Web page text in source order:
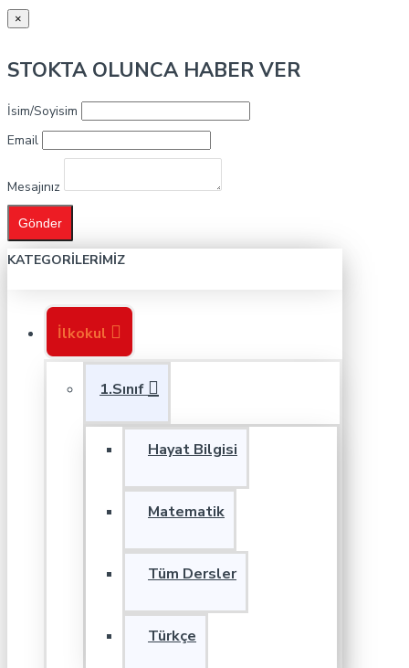
×
STOKTA OLUNCA HABER VER
İsim/Soyisim
Email
Mesajınız
Gönder
KATEGORILERIMIZ
İlkokul
1.Sınıf
Hayat Bilgisi
Matematik
Tüm Dersler
Türkçe